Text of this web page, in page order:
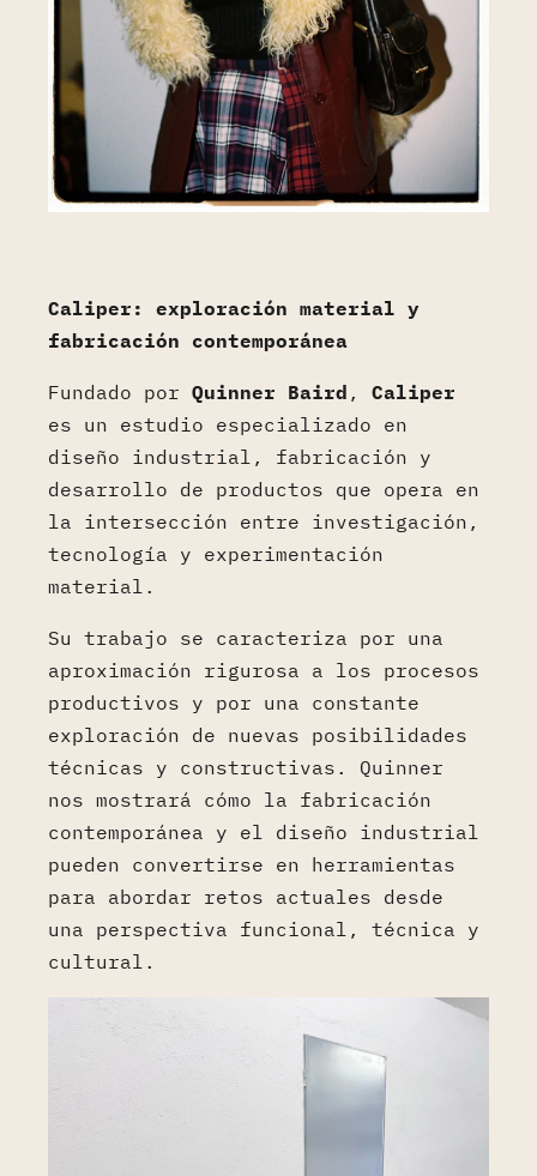
Caliper: exploración material y
fabricación contemporánea
Fundado por Quinner Baird , Caliper
es un estudio especializado en
diseño industrial, fabricación y
desarrollo de productos que opera en
la intersección entre investigación,
tecnología y experimentación
material.
Su trabajo se caracteriza por una
aproximación rigurosa a los procesos
productivos y por una constante
exploración de nuevas posibilidades
técnicas y constructivas. Quinner
nos mostrará cómo la fabricación
contemporánea y el diseño industrial
pueden convertirse en herramientas
para abordar retos actuales desde
una perspectiva funcional, técnica y
cultural.